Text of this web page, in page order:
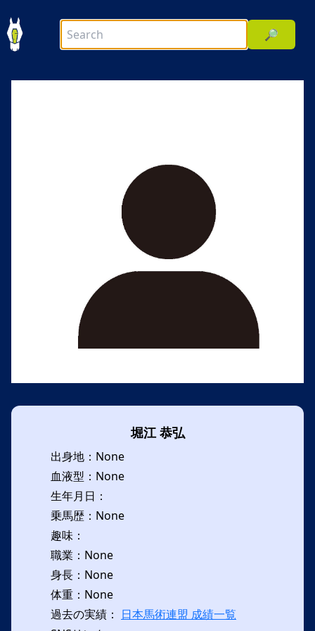
🔎
堀江 恭弘
出身地：None
血液型：None
生年月日：
乗馬歴：None
趣味：
職業：None
身長：None
体重：None
過去の実績： 日本馬術連盟 成績一覧